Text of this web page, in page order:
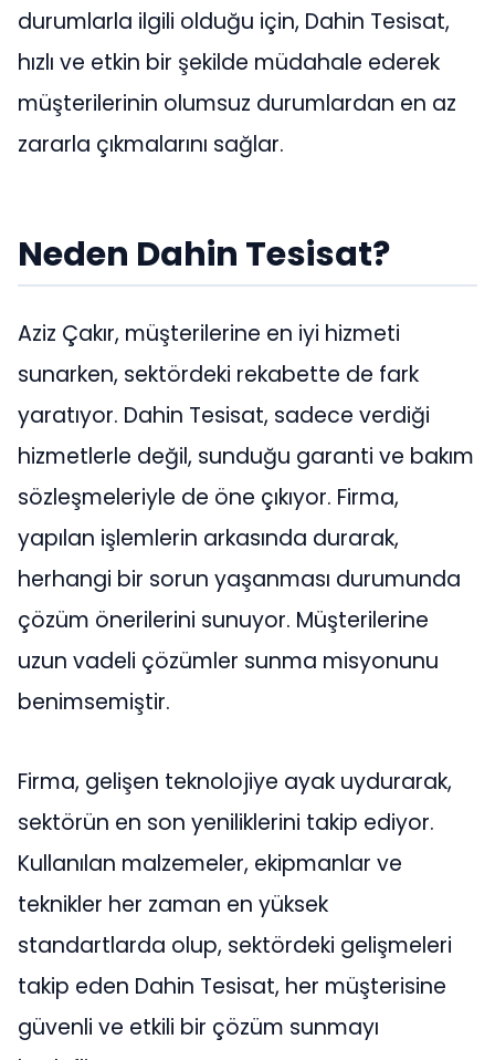
durumlarla ilgili olduğu için, Dahin Tesisat,
hızlı ve etkin bir şekilde müdahale ederek
müşterilerinin olumsuz durumlardan en az
zararla çıkmalarını sağlar.
Neden Dahin Tesisat?
Aziz Çakır, müşterilerine en iyi hizmeti
sunarken, sektördeki rekabette de fark
yaratıyor. Dahin Tesisat, sadece verdiği
hizmetlerle değil, sunduğu garanti ve bakım
sözleşmeleriyle de öne çıkıyor. Firma,
yapılan işlemlerin arkasında durarak,
herhangi bir sorun yaşanması durumunda
çözüm önerilerini sunuyor. Müşterilerine
uzun vadeli çözümler sunma misyonunu
benimsemiştir.
Firma, gelişen teknolojiye ayak uydurarak,
sektörün en son yeniliklerini takip ediyor.
Kullanılan malzemeler, ekipmanlar ve
teknikler her zaman en yüksek
standartlarda olup, sektördeki gelişmeleri
takip eden Dahin Tesisat, her müşterisine
güvenli ve etkili bir çözüm sunmayı